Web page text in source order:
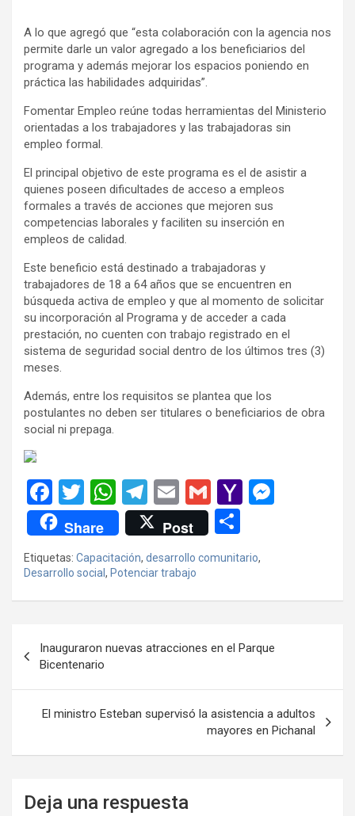
A lo que agregó que “esta colaboración con la agencia nos
permite darle un valor agregado a los beneficiarios del
programa y además mejorar los espacios poniendo en
práctica las habilidades adquiridas”.
Fomentar Empleo reúne todas herramientas del Ministerio
orientadas a los trabajadores y las trabajadoras sin
empleo formal.
El principal objetivo de este programa es el de asistir a
quienes poseen dificultades de acceso a empleos
formales a través de acciones que mejoren sus
competencias laborales y faciliten su inserción en
empleos de calidad.
Este beneficio está destinado a trabajadoras y
trabajadores de 18 a 64 años que se encuentren en
búsqueda activa de empleo y que al momento de solicitar
su incorporación al Programa y de acceder a cada
prestación, no cuenten con trabajo registrado en el
sistema de seguridad social dentro de los últimos tres (3)
meses.
Además, entre los requisitos se plantea que los
postulantes no deben ser titulares o beneficiarios de obra
social ni prepaga.
F
a
ce
b
o
k
T
wi
tt
er
W
h
at
s
A
p
T
el
e
gr
a
E
m
ail
G
m
ail
Y
o
o
ail
g
Share Post
o
m
p
tir
Etiquetas: Capacitación, desarrollo comunitario,
Desarrollo social , Potenciar trabajo
de
entradas
Inauguraron nuevas atracciones en el Parque
Bicentenario
El ministro Esteban supervisó la asistencia a adultos
mayores en Pichanal
Deja una respuesta